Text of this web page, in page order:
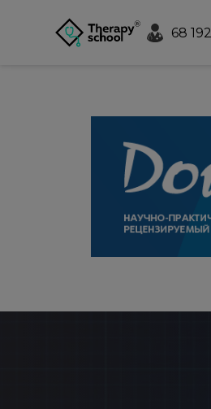
68 192